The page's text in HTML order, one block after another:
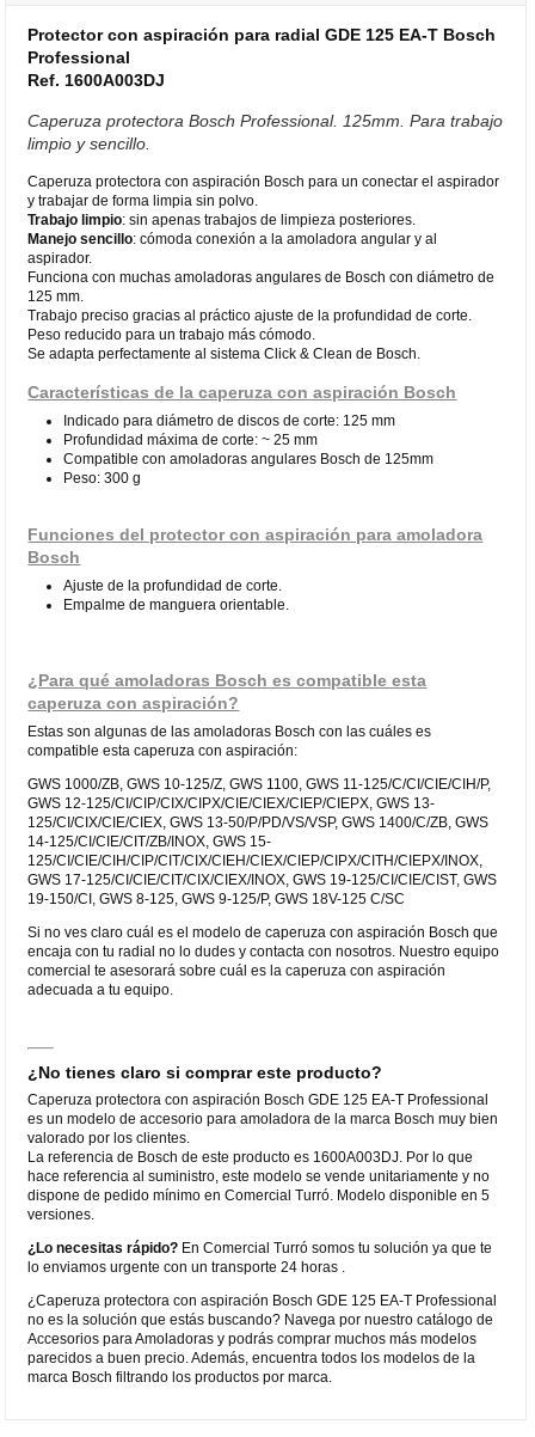
Protector con aspiración para radial GDE 125 EA-T Bosch
Professional
Ref. 1600A003DJ
Caperuza protectora Bosch Professional. 125mm. Para trabajo
limpio y sencillo.
Caperuza protectora con aspiración Bosch para un conectar el aspirador
y trabajar de forma limpia sin polvo.
Trabajo limpio: sin apenas trabajos de limpieza posteriores.
Manejo sencillo: cómoda conexión a la amoladora angular y al
aspirador.
Funciona con muchas amoladoras angulares de Bosch con diámetro de
125 mm.
Trabajo preciso gracias al práctico ajuste de la profundidad de corte.
Peso reducido para un trabajo más cómodo.
Se adapta perfectamente al sistema Click & Clean de Bosch.
Características de la caperuza con aspiración Bosch
Indicado para diámetro de discos de corte: 125 mm
Profundidad máxima de corte: ~ 25 mm
Compatible con amoladoras angulares Bosch de 125mm
Peso: 300 g
Funciones del protector con aspiración para amoladora
Bosch
Ajuste de la profundidad de corte.
Empalme de manguera orientable.
¿Para qué amoladoras Bosch es compatible esta
caperuza con aspiración?
Estas son algunas de las amoladoras Bosch con las cuáles es
compatible esta caperuza con aspiración:
GWS 1000/ZB, GWS 10-125/Z, GWS 1100, GWS 11-125/C/CI/CIE/CIH/P,
GWS 12-125/CI/CIP/CIX/CIPX/CIE/CIEX/CIEP/CIEPX, GWS 13-
125/CI/CIX/CIE/CIEX, GWS 13-50/P/PD/VS/VSP, GWS 1400/C/ZB, GWS
14-125/CI/CIE/CIT/ZB/INOX, GWS 15-
125/CI/CIE/CIH/CIP/CIT/CIX/CIEH/CIEX/CIEP/CIPX/CITH/CIEPX/INOX,
GWS 17-125/CI/CIE/CIT/CIX/CIEX/INOX, GWS 19-125/CI/CIE/CIST, GWS
19-150/CI, GWS 8-125, GWS 9-125/P, GWS 18V-125 C/SC
Si no ves claro cuál es el modelo de caperuza con aspiración Bosch que
encaja con tu radial no lo dudes y contacta con nosotros. Nuestro equipo
comercial te asesorará sobre cuál es la caperuza con aspiración
adecuada a tu equipo.
¿No tienes claro si comprar este producto?
Caperuza protectora con aspiración Bosch GDE 125 EA-T Professional
es un modelo de accesorio para amoladora de la marca Bosch muy bien
valorado por los clientes.
La referencia de Bosch de este producto es 1600A003DJ. Por lo que
hace referencia al suministro, este modelo se vende unitariamente y no
dispone de pedido mínimo en Comercial Turró. Modelo disponible en 5
versiones.
¿Lo necesitas rápido? En Comercial Turró somos tu solución ya que te
lo enviamos urgente con un transporte 24 horas .
¿Caperuza protectora con aspiración Bosch GDE 125 EA-T Professional
no es la solución que estás buscando? Navega por nuestro catálogo de
Accesorios para Amoladoras y podrás comprar muchos más modelos
parecidos a buen precio. Además, encuentra todos los modelos de la
marca Bosch filtrando los productos por marca.